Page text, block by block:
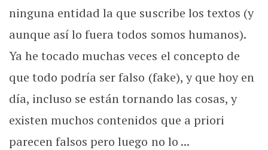
ninguna entidad la que suscribe los textos (y
aunque así lo fuera todos somos humanos).
Ya he tocado muchas veces el concepto de
que todo podría ser falso (fake), y que hoy en
día, incluso se están tornando las cosas, y
existen muchos contenidos que a priori
parecen falsos pero luego no lo ...